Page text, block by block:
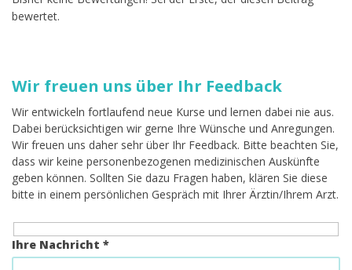
bewertet.
Wir freuen uns über Ihr Feedback
Wir entwickeln fortlaufend neue Kurse und lernen dabei nie aus.
Dabei berücksichtigen wir gerne Ihre Wünsche und Anregungen.
Wir freuen uns daher sehr über Ihr Feedback. Bitte beachten Sie,
dass wir keine personenbezogenen medizinischen Auskünfte
geben können. Sollten Sie dazu Fragen haben, klären Sie diese
bitte in einem persönlichen Gespräch mit Ihrer Ärztin/Ihrem Arzt.
Ihre Nachricht *